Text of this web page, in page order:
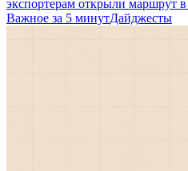
экспортерам открыли маршрут
Важное за 5 минутДайджесты